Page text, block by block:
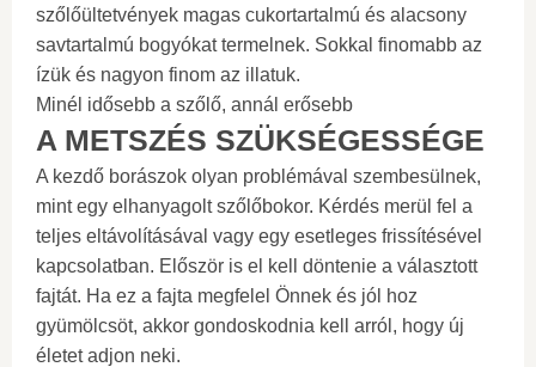
szőlőültetvények magas cukortartalmú és alacsony
savtartalmú bogyókat termelnek. Sokkal finomabb az
ízük és nagyon finom az illatuk.
Minél idősebb a szőlő, annál erősebb
A METSZÉS SZÜKSÉGESSÉGE
A kezdő borászok olyan problémával szembesülnek,
mint egy elhanyagolt szőlőbokor. Kérdés merül fel a
teljes eltávolításával vagy egy esetleges frissítésével
kapcsolatban. Először is el kell döntenie a választott
fajtát. Ha ez a fajta megfelel Önnek és jól hoz
gyümölcsöt, akkor gondoskodnia kell arról, hogy új
életet adjon neki.